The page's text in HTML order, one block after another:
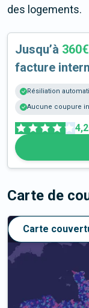
des logements.
Jusqu’à
facture
Résiliation
Aucune coupure
4,2
Carte de
Carte